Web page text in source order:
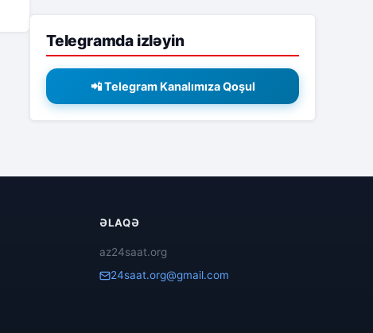
Telegramda izləyin
📲 Telegram Kanalımıza Qoşul
ƏLAQƏ
az24saat.org
24saat.org@gmail.com